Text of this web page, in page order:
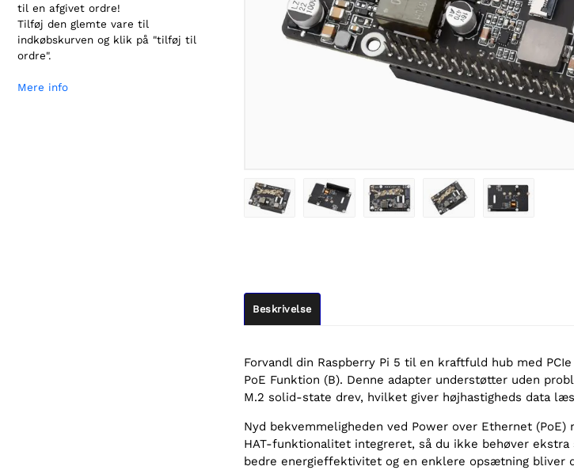
til en afgivet ordre!
Tilføj den glemte vare til
indkøbskurven og klik på "tilføj til
ordre".
Mere info
Beskrivelse
Forvandl din Raspberry Pi 5 til en kraftfuld hub med
PoE Funktion (B). Denne adapter understøtter uden
M.2 solid-state drev, hvilket giver højhastigheds data
Nyd bekvemmeligheden ved Power over Ethernet (PoE)
HAT-funktionalitet integreret, så du ikke behøver ekstra
bedre energieffektivitet og en enklere opsætning bliver